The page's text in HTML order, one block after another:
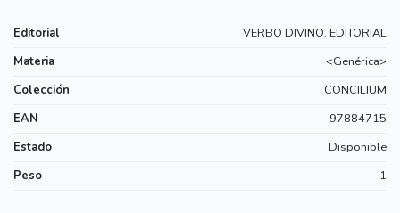
Editorial
VERBO DIVINO, EDITORIAL
Materia
<Genérica>
Colección
CONCILIUM
EAN
97884715
Estado
Disponible
Peso
1